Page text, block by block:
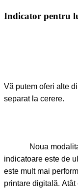
Indicator pentru
Vă putem oferi alte
separat la cerere.
indicatoare este de ultimă tehnologie UV . Această tehnică
este mult mai performantă decât o tehnică
printare digitală. Atât calitatea